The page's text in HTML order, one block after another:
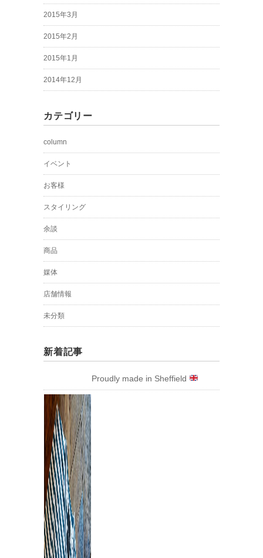
2015年3月
2015年2月
2015年1月
2014年12月
カテゴリー
column
イベント
お客様
スタイリング
余談
商品
媒体
店舗情報
未分類
新着記事
Proudly made in Sheffield